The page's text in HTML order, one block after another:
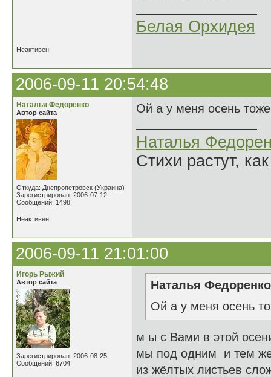
Белая Орхидея
Неактивен
2006-09-11 20:54:48
Наталья Федоренко
Автор сайта
Откуда: Днепропетровск (Украина)
Зарегистрирован: 2006-07-12
Сообщений: 1498
Ой а у меня осень
Наталья
Стихи растут,
Неактивен
2006-09-11 21:01:00
Игорь Рыжий
Автор сайта
Зарегистрирован: 2006-08-25
Сообщений: 6704
Наталья
Ой а у меня осень
м ы с Вами в этой
мы под одним и тем
из жёлтых листьев